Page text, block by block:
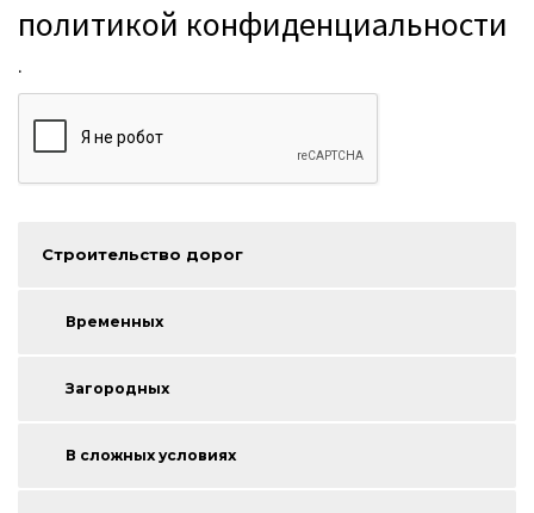
политикой конфиденциальности
.
Строительство дорог
Временных
Загородных
В сложных условиях